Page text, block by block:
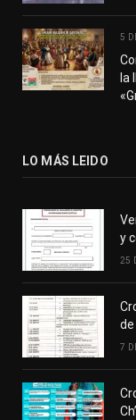
5
la
LO MÁS LEIDO
y
25
7